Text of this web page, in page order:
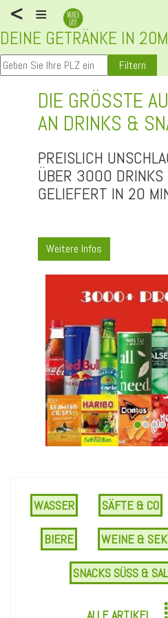
< ≡
DEINE GETRÄNKE IN
Filtern
DIE GRÖSSTE
AN DRINKS &
PREISLICH
ÜBER 3000 DRINKS
GELIEFERT IN 20
Weitere Infos
WASSER SÄFTE & CO
BIERE WEINE &
SNACKS SÜSS &
Gerolsteiner